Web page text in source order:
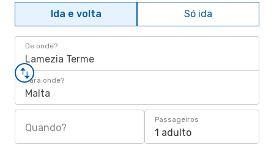
Ida e volta Só ida
De onde?
Lamezia Terme
Para onde?
Malta
Quando?
Passageiros
1 adulto